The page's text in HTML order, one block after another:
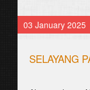
03 January 2025
SELAYANG